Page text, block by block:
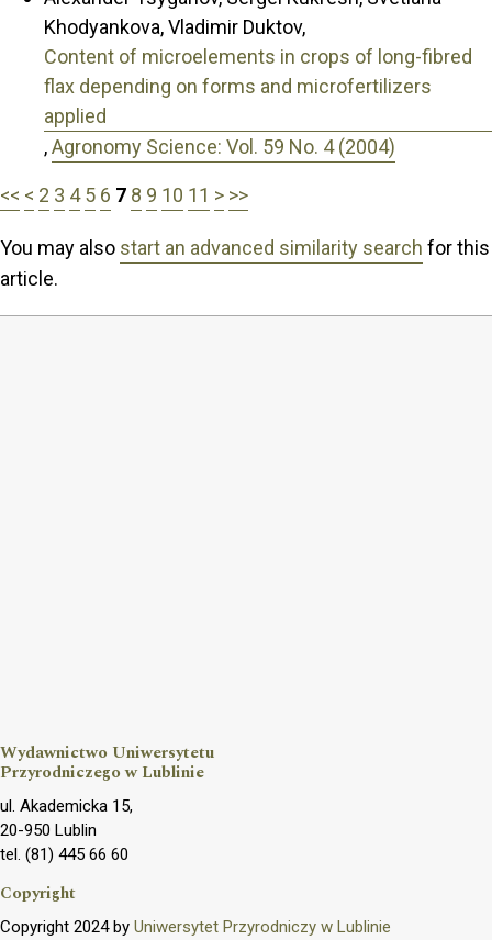
Khodyankova, Vladimir Duktov,
Content of microelements in crops of long-fibred
flax depending on forms and microfertilizers
applied
,Agronomy Science: Vol. 59 No. 4 (2004)
<< < 2 3 4 5 6 7 8 9 10 11 > >>
You may also start an advanced similarity search for this
article.
Wydawnictwo Uniwersytetu
Przyrodniczego w Lublinie
ul. Akademicka 15,
20-950 Lublin
tel. (81) 445 66 60
Copyright
Copyright 2024 by Uniwersytet Przyrodniczy w Lublinie